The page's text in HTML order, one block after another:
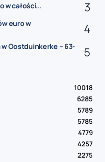
w całości...
euro w
Oostduinkerke – 63-
10018
6285
5789
5785
4779
4257
2275